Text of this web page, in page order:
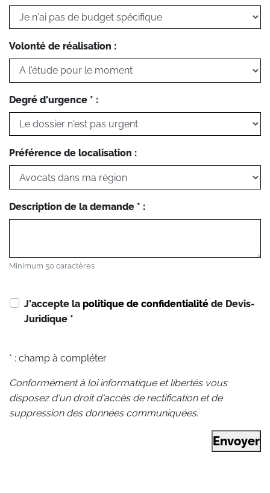
Volonté de réalisation :
Degré d'urgence * :
Préférence de localisation :
Description de la demande * :
Minimum 50 caractères
J'accepte la politique de confidentialité de Devis-
Juridique *
* : champ à compléter
Conformément à loi informatique et libertés vous
disposez d'un droit d'accès de rectification et de
suppression des données communiquées.
Envoyer